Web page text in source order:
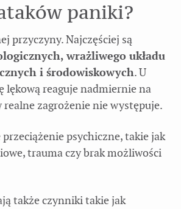
paniki?
przyczyny. Najczęściej są
wrażliwego układu
i środowiskowych. U
lękową reaguje nadmiernie na
zagrożenie nie występuje.
psychiczne, takie jak
trauma czy brak możliwości
także czynniki takie jak